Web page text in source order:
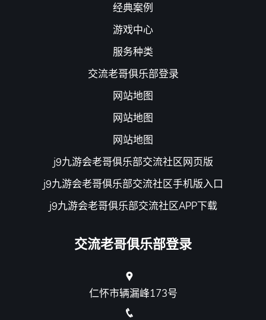
经典案例
游戏中心
服务种类
交流老哥俱乐部登录
网站地图
网站地图
网站地图
j9九游会老哥俱乐部交流社区网页版
j9九游会老哥俱乐部交流社区手机版入口
j9九游会老哥俱乐部交流社区APP下载
交流老哥俱乐部登录
仁怀市辆漏峰173号